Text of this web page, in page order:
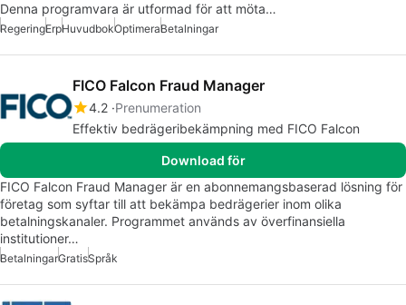
Denna programvara är utformad för att möta…
RegeringErpHuvudbokOptimeraBetalningar
FICO Falcon Fraud Manager
4.2 Prenumeration
Effektiv bedrägeribekämpning med FICO Falcon
Download för
FICO Falcon Fraud Manager är en abonnemangsbaserad lösning för
företag som syftar till att bekämpa bedrägerier inom olika
betalningskanaler. Programmet används av överfinansiella
institutioner…
BetalningarGratisSpråk